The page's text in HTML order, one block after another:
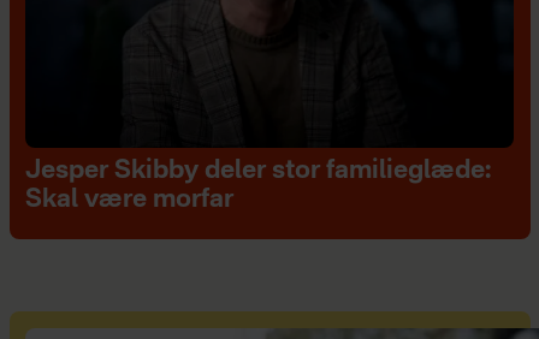
Jesper Skibby deler stor familieglæde:
Skal være morfar